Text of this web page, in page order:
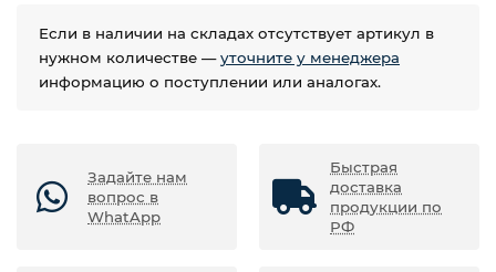
Если в наличии на складах отсутствует артикул в
нужном количестве —уточните у менеджера
информацию о поступлении или аналогах.
Задайте нам
вопрос в
WhatApp
Быстрая
доставка
продукции по
РФ